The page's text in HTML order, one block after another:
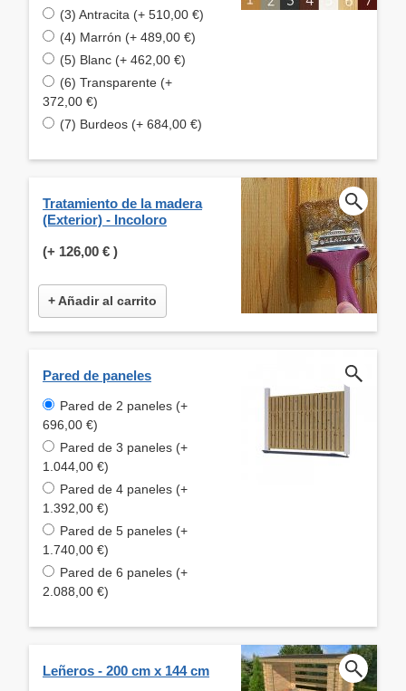
(3) Antracita (+ 510,00 €)
(4) Marrón (+ 489,00 €)
(5) Blanc (+ 462,00 €)
(6) Transparente (+
372,00 €)
(7) Burdeos (+ 684,00 €)
Tratamiento de la madera
(Exterior) - Incoloro
(+ 126,00 € )
+ Añadir al carrito
Pared de paneles
Pared de 2 paneles (+
696,00 €)
Pared de 3 paneles (+
1.044,00 €)
Pared de 4 paneles (+
1.392,00 €)
Pared de 5 paneles (+
1.740,00 €)
Pared de 6 paneles (+
2.088,00 €)
Leñeros - 200 cm x 144 cm